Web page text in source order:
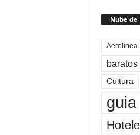
Nube de
Aerolinea
baratos
Cultura
guia